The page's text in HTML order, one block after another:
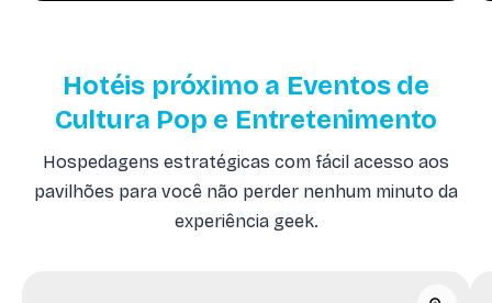
Hotéis próximo a Eventos de
Cultura Pop e Entretenimento
Hospedagens estratégicas com fácil acesso aos
pavilhões para você não perder nenhum minuto da
experiência geek.